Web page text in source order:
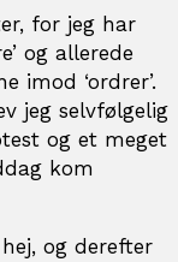
for jeg har
og allerede
imod ‘ordrer’.
jeg selvfølgelig
og et meget
kom
og derefter